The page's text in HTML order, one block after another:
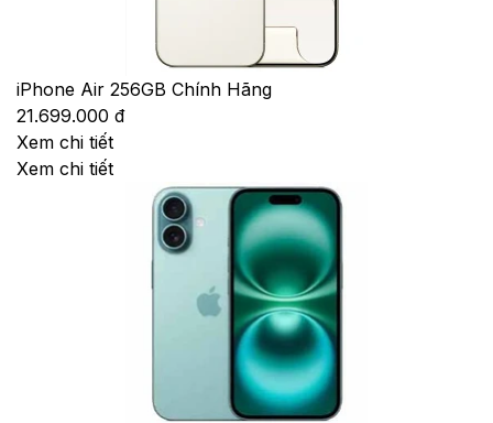
iPhone Air 256GB Chính Hãng
21.699.000 đ
Xem chi tiết
Xem chi tiết